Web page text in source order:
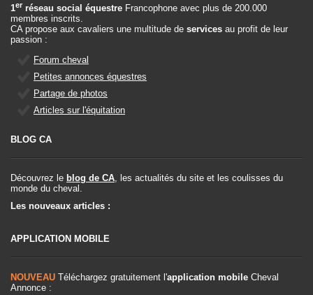
1er réseau social équestre Francophone avec plus de 200.000
membres inscrits.
CA propose aux cavaliers une multitude de services au profit de leur
passion :
Forum cheval
Petites annonces équestres
Partage de photos
Articles sur l'équitation
BLOG CA
Découvrez le blog de CA, les actualités du site et les coulisses du
monde du cheval.
Les nouveaux articles :
APPLICATION MOBILE
NOUVEAU Téléchargez gratuitement l'application mobile Cheval
Annonce :